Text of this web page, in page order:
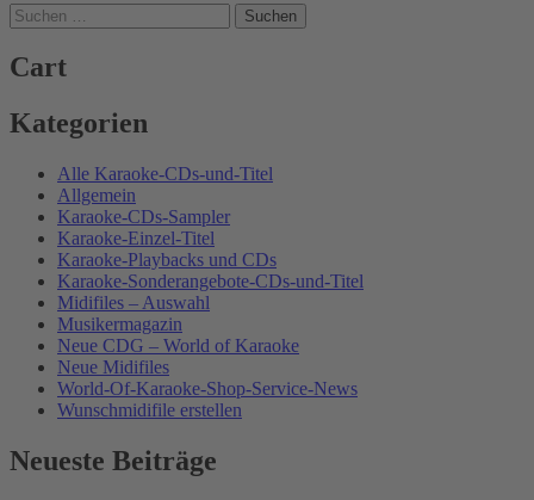
Suchen
nach:
Cart
Kategorien
Alle Karaoke-CDs-und-Titel
Allgemein
Karaoke-CDs-Sampler
Karaoke-Einzel-Titel
Karaoke-Playbacks und CDs
Karaoke-Sonderangebote-CDs-und-Titel
Midifiles – Auswahl
Musikermagazin
Neue CDG – World of Karaoke
Neue Midifiles
World-Of-Karaoke-Shop-Service-News
Wunschmidifile erstellen
Neueste Beiträge